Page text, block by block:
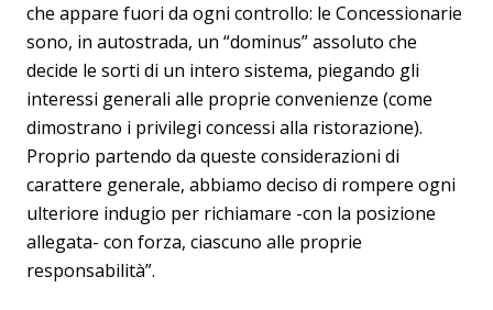
che appare fuori da ogni controllo: le Concessionarie
sono, in autostrada, un “dominus” assoluto che
decide le sorti di un intero sistema, piegando gli
interessi generali alle proprie convenienze (come
dimostrano i privilegi concessi alla ristorazione).
Proprio partendo da queste considerazioni di
carattere generale, abbiamo deciso di rompere ogni
ulteriore indugio per richiamare -con la posizione
allegata- con forza, ciascuno alle proprie
responsabilità”.